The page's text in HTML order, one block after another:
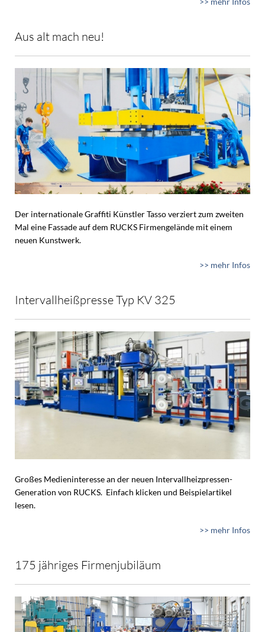
Aus alt mach neu!
Der internationale Graffiti Künstler Tasso verziert zum zweiten
Mal eine Fassade auf dem RUCKS Firmengelände mit einem
neuen Kunstwerk.
>> mehr Infos
Intervallheißpresse Typ KV 325
Großes Medieninteresse an der neuen Intervallheizpressen-
Generation von RUCKS. Einfach klicken und Beispielartikel
lesen.
>> mehr Infos
175 jähriges Firmenjubiläum